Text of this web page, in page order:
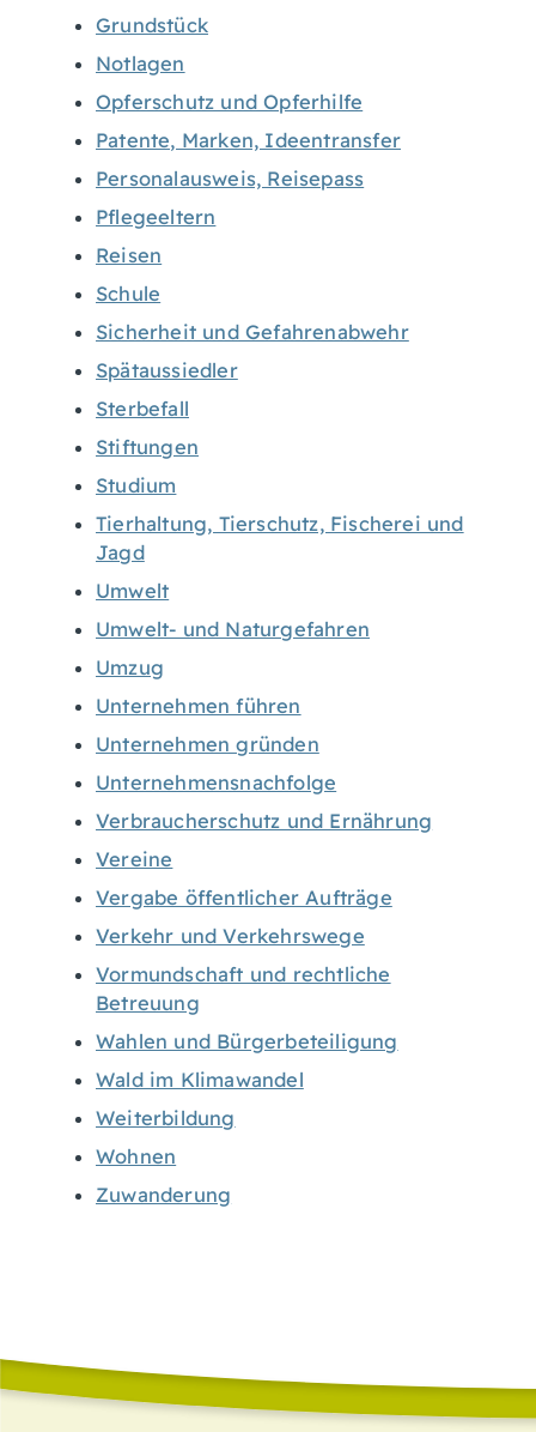
Grundstück
Notlagen
Opferschutz und Opferhilfe
Patente, Marken, Ideentransfer
Personalausweis, Reisepass
Pflegeeltern
Reisen
Schule
Sicherheit und Gefahrenabwehr
Spätaussiedler
Sterbefall
Stiftungen
Studium
Tierhaltung, Tierschutz, Fischerei und
Jagd
Umwelt
Umwelt- und Naturgefahren
Umzug
Unternehmen führen
Unternehmen gründen
Unternehmensnachfolge
Verbraucherschutz und Ernährung
Vereine
Vergabe öffentlicher Aufträge
Verkehr und Verkehrswege
Vormundschaft und rechtliche
Betreuung
Wahlen und Bürgerbeteiligung
Wald im Klimawandel
Weiterbildung
Wohnen
Zuwanderung